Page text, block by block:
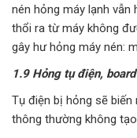
nén hỏng máy lạnh
thổi ra từ máy không
gây hư hỏng máy nén:
1.9 Hỏng tụ điện,
Tụ điện bị hỏng sẽ
thông thường không